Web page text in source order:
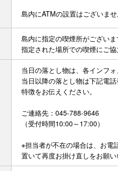
島内にATMの設置はございませ
島内に指定の喫煙所がございま
指定された場所での喫煙にご協
当日の落とし物は、各インフ
当日以降の落とし物は下記電
特徴をお伝えください。
ご連絡先：045-788-9646
（受付時間10:00～17:00）
※担当者が不在の場合は、お電
置いて再度お掛け直しをお願い